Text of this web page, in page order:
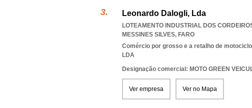
Leonardo Dalogli, Lda
LOTEAMENTO INDUSTRIAL DOS
MESSINES SILVES, FARO
Comércio por grosso e a retalho de
LDA
Designação comercial: MOTO GREEN
Ver empresa Ver no Mapa